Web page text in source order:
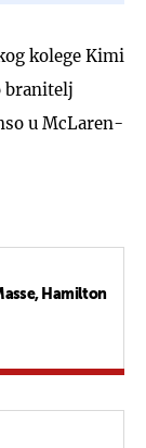
kolege Kimi
branitelj
u McLaren-
Hamilton